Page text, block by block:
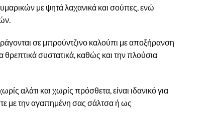
με ψητά λαχανικά και σούπες, ενώ
σε μπρούντζινο καλούπι με αποξήρανση
συστατικά, καθώς και την πλούσια
αλάτι και χωρίς πρόσθετα, είναι ιδανικό για
με την αγαπημένη σας σάλτσα ή ως